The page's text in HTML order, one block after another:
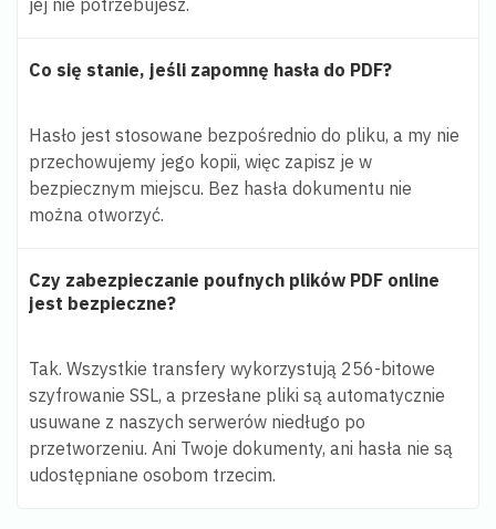
jej nie potrzebujesz.
Co się stanie, jeśli zapomnę hasła do PDF?
Hasło jest stosowane bezpośrednio do pliku, a my nie
przechowujemy jego kopii, więc zapisz je w
bezpiecznym miejscu. Bez hasła dokumentu nie
można otworzyć.
Czy zabezpieczanie poufnych plików PDF online
jest bezpieczne?
Tak. Wszystkie transfery wykorzystują 256-bitowe
szyfrowanie SSL, a przesłane pliki są automatycznie
usuwane z naszych serwerów niedługo po
przetworzeniu. Ani Twoje dokumenty, ani hasła nie są
udostępniane osobom trzecim.